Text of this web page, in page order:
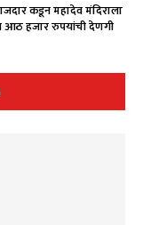
कडून महादेव मंदिराला
हजार रुपयांची देणगी